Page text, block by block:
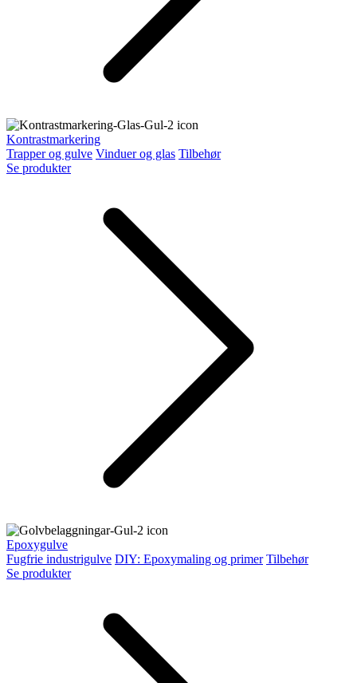
Kontrastmarkering
Trapper og gulve Vinduer og glas Tilbehør
Se produkter
Epoxygulve
Fugfrie industrigulve DIY: Epoxymaling og primer Tilbehør
Se produkter